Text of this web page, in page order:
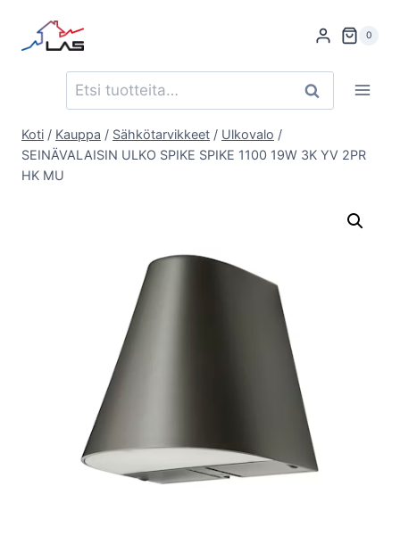
sisältöön
0
Etsi: Haku
Koti / Kauppa / Sähkötarvikkeet / Ulkovalo /
SEINÄVALAISIN ULKO SPIKE SPIKE 1100 19W 3K YV 2PR
HK MU